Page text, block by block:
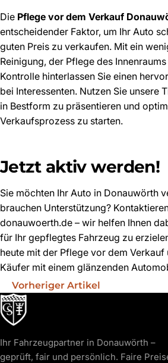
Die Pflege vor dem Verkauf
entscheidender Faktor, um Ihr Auto
guten Preis zu verkaufen. Mit ein
Reinigung, der Pflege des
Kontrolle hinterlassen Sie einen
bei Interessenten. Nutzen Sie unsere
in Bestform zu präsentieren und
Verkaufsprozess zu starten.
Jetzt aktiv werden!
Sie möchten Ihr Auto in Donauwörth
brauchen Unterstützung?
donauwoerth.de – wir helfen Ihnen
für Ihr gepflegtes Fahrzeug zu
heute mit der Pflege vor dem Verkauf
Käufer mit einem glänzenden
Vorheriger Artikel
Ihr Fahrzeugpartner in Donauwörth –
geprüft, fair und persönlich. Faire